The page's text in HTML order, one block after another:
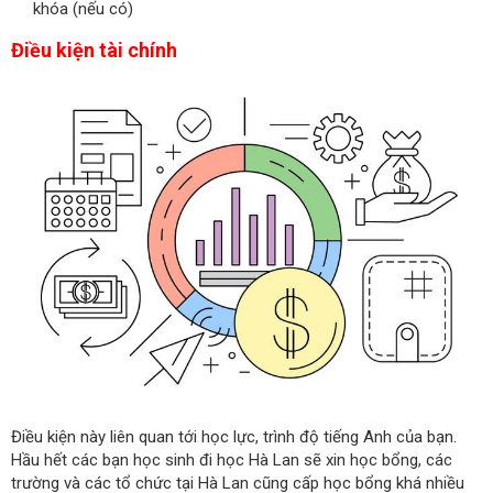
khóa (nếu có)
Điều kiện tài chính
Điều kiện này liên quan tới học lực, trình độ tiếng Anh của bạn.
Hầu hết các bạn học sinh đi học Hà Lan sẽ xin học bổng, các
trường và các tổ chức tại Hà Lan cũng cấp học bổng khá nhiều